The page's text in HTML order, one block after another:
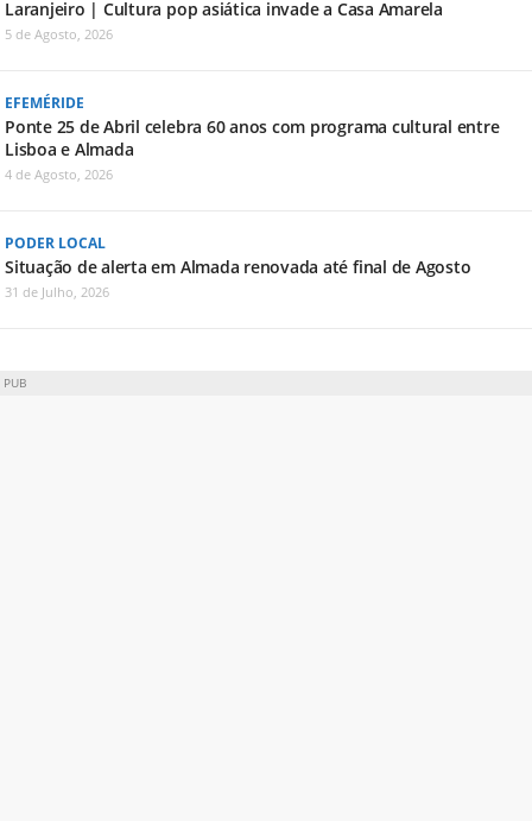
Laranjeiro | Cultura pop asiática invade a Casa Amarela
5 de Agosto, 2026
EFEMÉRIDE
Ponte 25 de Abril celebra 60 anos com programa cultural entre
Lisboa e Almada
4 de Agosto, 2026
PODER LOCAL
Situação de alerta em Almada renovada até final de Agosto
31 de Julho, 2026
PUB